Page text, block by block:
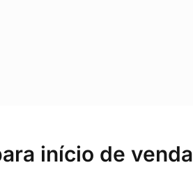
início de venda